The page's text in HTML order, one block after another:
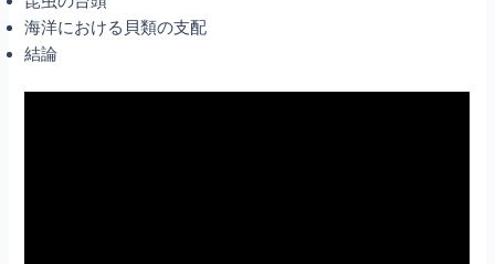
海洋における貝類の支配
結論